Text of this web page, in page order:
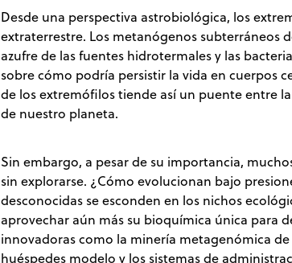
Desde una perspectiva astrobiológica, los
extraterrestre. Los metanógenos subterráneos
azufre de las fuentes hidrotermales y las
sobre cómo podría persistir la vida en cuerpos
de los extremófilos tiende así un puente entre
de nuestro planeta.
Sin embargo, a pesar de su importancia,
sin explorarse. ¿Cómo evolucionan bajo
desconocidas se esconden en los nichos
aprovechar aún más su bioquímica única para
innovadoras como la minería metagenómica
huéspedes modelo y los sistemas de